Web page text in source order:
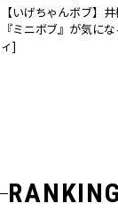
【いげちゃんボブ】
『ミニボブ』が気に
ィ]
RANKING